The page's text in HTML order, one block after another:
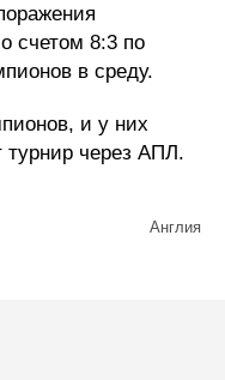
счетом 8:3 по
в среду.
и у них
турнир через АПЛ.
Англия